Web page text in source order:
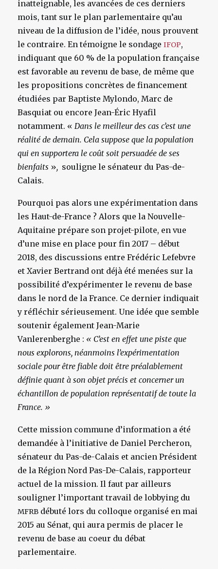
inatteignable, les avancées de ces derniers
mois, tant sur le plan parlementaire qu’au
niveau de la diffusion de l’idée, nous prouvent
le contraire. En témoigne le sondage IFOP,
indiquant que 60 % de la population française
est favorable au revenu de base, de même que
les propositions concrètes de financement
étudiées par Baptiste Mylondo, Marc de
Basquiat ou encore Jean-Éric Hyafil
notamment. « Dans le meilleur des cas c’est une
réalité de demain. Cela suppose que la population
qui en supportera le coût soit persuadée de ses
bienfaits », souligne le sénateur du Pas-de-
Calais.
Pourquoi pas alors une expérimentation dans
les Haut-de-France ? Alors que la Nouvelle-
Aquitaine prépare son projet-pilote, en vue
d’une mise en place pour fin 2017 – début
2018, des discussions entre Frédéric Lefebvre
et Xavier Bertrand ont déjà été menées sur la
possibilité d’expérimenter le revenu de base
dans le nord de la France. Ce dernier indiquait
y réfléchir sérieusement. Une idée que semble
soutenir également Jean-Marie
Vanlerenberghe : « C’est en effet une piste que
nous explorons, néanmoins l’expérimentation
sociale pour être fiable doit être préalablement
définie quant à son objet précis et concerner un
échantillon de population représentatif de toute la
France. »
Cette mission commune d’information a été
demandée à l’initiative de Daniel Percheron,
sénateur du Pas-de-Calais et ancien Président
de la Région Nord Pas-De-Calais, rapporteur
actuel de la mission. Il faut par ailleurs
souligner l’important travail de lobbying du
MFRB débuté lors du colloque organisé en mai
2015 au Sénat, qui aura permis de placer le
revenu de base au coeur du débat
parlementaire.